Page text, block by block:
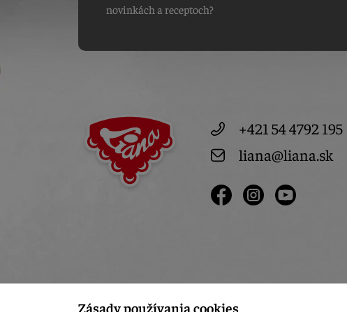
novinkách a receptoch?
+421 54 4792 195
liana@liana.sk
Zásady používania cookies